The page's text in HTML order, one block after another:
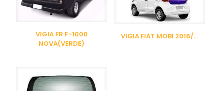
VIGIA FR F-1000
NOVA(VERDE)
VIGIA FIAT MOBI 2016/…